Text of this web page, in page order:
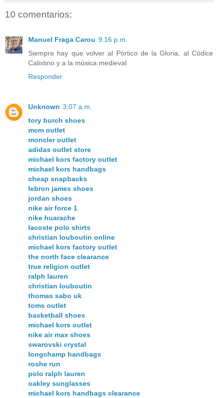
10 comentarios:
Manuel Fraga Carou 9:16 p.m.
Siempre hay que volver al Pórtico de la Gloria, al Códice
Calixtino y a la música medieval
Responder
Unknown 3:07 a.m.
tory burch shoes
mcm outlet
moncler outlet
adidas outlet store
michael kors factory outlet
michael kors handbags
cheap snapbacks
lebron james shoes
jordan shoes
nike air force 1
nike huarache
lacoste polo shirts
christian louboutin online
michael kors factory outlet
the north face clearance
true religion outlet
ralph lauren
christian louboutin
thomas sabo uk
toms outlet
basketball shoes
michael kors outlet
nike air max shoes
swarovski crystal
longchamp handbags
roshe run
polo ralph lauren
oakley sunglasses
michael kors handbags clearance